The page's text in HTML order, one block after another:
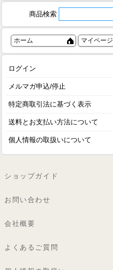
商品検索
ホーム マイページ
ログイン
メルマガ申込/停止
特定商取引法に基づく表示
送料とお支払い方法について
個人情報の取扱いについて
ショップガイド
お問い合わせ
会社概要
よくあるご質問